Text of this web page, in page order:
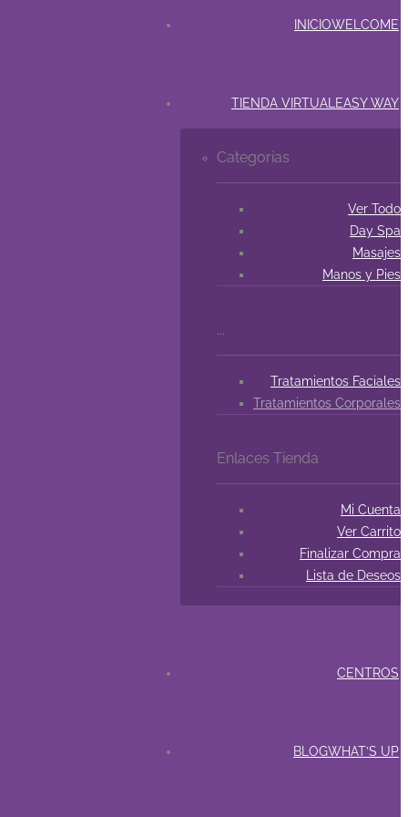
INICIOWELCOME
TIENDA VIRTUAL EASY WAY
Categorias
Ver Todo
Day Spa
Masajes
Manos y Pies
...
Tratamientos Faciales
Tratamientos Corporales
Enlaces Tienda
Mi Cuenta
Ver Carrito
Finalizar Compra
Lista de Deseos
CENTROS
BLOGWHAT’S UP